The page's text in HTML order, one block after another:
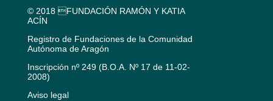
© 2018 FUNDACIÓN RAMÓN Y KATIA
ACÍN
Registro de Fundaciones de la Comunidad
Autónoma de Aragón
Inscripción nº 249 (B.O.A. Nº 17 de 11-02-
2008)
Aviso legal